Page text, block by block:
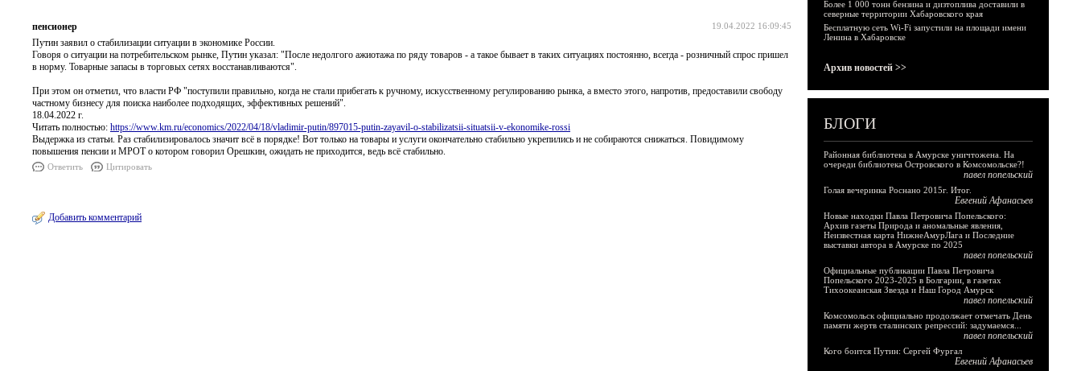
19.04.2022 16:09:45
пенсионер
Путин заявил о стабилизации ситуации в экономике России.
Говоря о ситуации на потребительском рынке, Путин указал: "После недолгого ажиотажа по ряду товаров - а такое бывает в таких ситуациях постоянно, всегда - розничный спрос пришел
в норму. Товарные запасы в торговых сетях восстанавливаются".
При этом он отметил, что власти РФ "поступили правильно, когда не стали прибегать к ручному, искусственному регулированию рынка, а вместо этого, напротив, предоставили свободу
частному бизнесу для поиска наиболее подходящих, эффективных решений".
18.04.2022 г.
Читать полностью: https://www.km.ru/economics/2022/04/18/vladimir-putin/897015-putin-zayavil-o-stabilizatsii-situatsii-v-ekonomike-rossi
Выдержка из статьи. Раз стабилизировалось значит всё в порядке! Вот только на товары и услуги окончательно стабильно укрепились и не собираются снижаться. Повидимому
повышения пенсии и МРОТ о котором говорил Орешкин, ожидать не приходится, ведь всё стабильно.
Ответить Цитировать
Добавить комментарий
Более 1 000 тонн бензина и дизтоплива доставили в
северные территории Хабаровского края
Бесплатную сеть Wi-Fi запустили на площади имени
Ленина в Хабаровске
Архив новостей >>
БЛОГИ
Районная библиотека в Амурске уничтожена. На
очереди библиотека Островского в Комсомольске?!
павел попельский
Голая вечеринка Роснано 2015г. Итог.
Евгений Афанасьев
Новые находки Павла Петровича Попельского:
Архив газеты Природа и аномальные явления,
Неизвестная карта НижнеАмурЛага и Последние
выставки автора в Амурске по 2025
павел попельский
Официальные публикации Павла Петровича
Попельского 2023-2025 в Болгарии, в газетах
Тихоокеанская Звезда и Наш Город Амурск
павел попельский
Комсомольск официально продолжает отмечать День
памяти жертв сталинских репрессий: задумаемся...
павел попельский
Кого боится Путин: Сергей Фургал
Евгений Афанасьев